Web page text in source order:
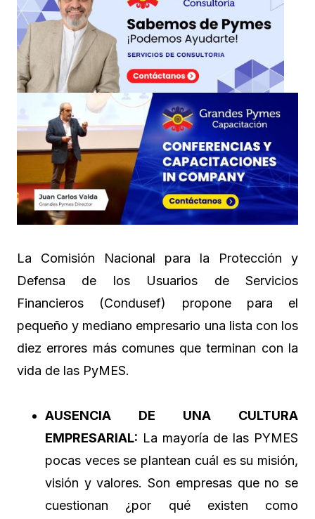
La Comisión Nacional para la Protección y
Defensa de los Usuarios de Servicios
Financieros (Condusef) propone para el
pequeño y mediano empresario una lista con los
diez errores más comunes que terminan con la
vida de las PyMES.
AUSENCIA DE UNA CULTURA
EMPRESARIAL: La mayoría de las PYMES
pocas veces se plantean cuál es su misión,
visión y valores. Son empresas que no se
cuestionan ¿por qué existen como